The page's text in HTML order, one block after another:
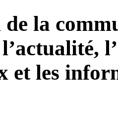
la
et les